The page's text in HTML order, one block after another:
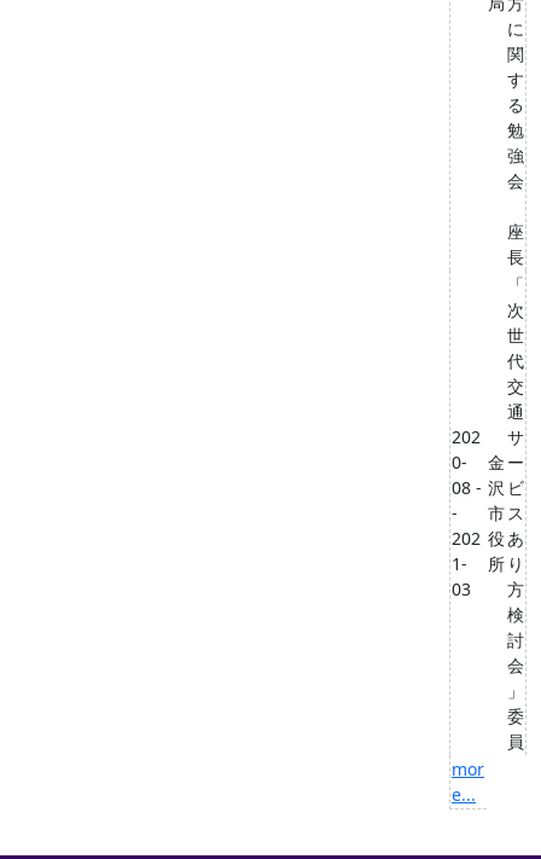
に
関
す
る
勉
強
会
座
長
202
0-
08 -
-
202
1-
03
金
沢
市
役
所
「
次
世
代
交
通
サ
ー
ビ
ス
あ
り
方
検
討
会
」
委
員
mor
e...